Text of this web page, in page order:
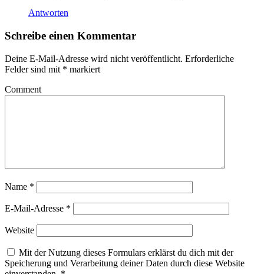
Antworten
Schreibe einen Kommentar
Deine E-Mail-Adresse wird nicht veröffentlicht. Erforderliche
Felder sind mit * markiert
Comment
Name *
E-Mail-Adresse *
Website
Mit der Nutzung dieses Formulars erklärst du dich mit der
Speicherung und Verarbeitung deiner Daten durch diese Website